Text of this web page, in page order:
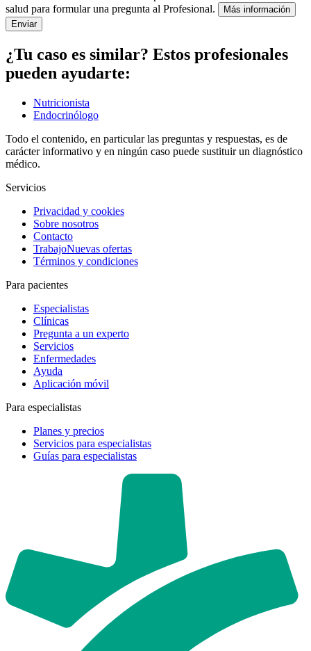
salud para formular una pregunta al Profesional.
Más información
Enviar
¿Tu caso es similar? Estos profesionales
pueden ayudarte:
Nutricionista
Endocrinólogo
Todo el contenido, en particular las preguntas y respuestas, es de
carácter informativo y en ningún caso puede sustituir un diagnóstico
médico.
Servicios
Privacidad y cookies
Sobre nosotros
Contacto
TrabajoNuevas ofertas
Términos y condiciones
Para pacientes
Especialistas
Clínicas
Pregunta a un experto
Servicios
Enfermedades
Ayuda
Aplicación móvil
Para especialistas
Planes y precios
Servicios para especialistas
Guías para especialistas